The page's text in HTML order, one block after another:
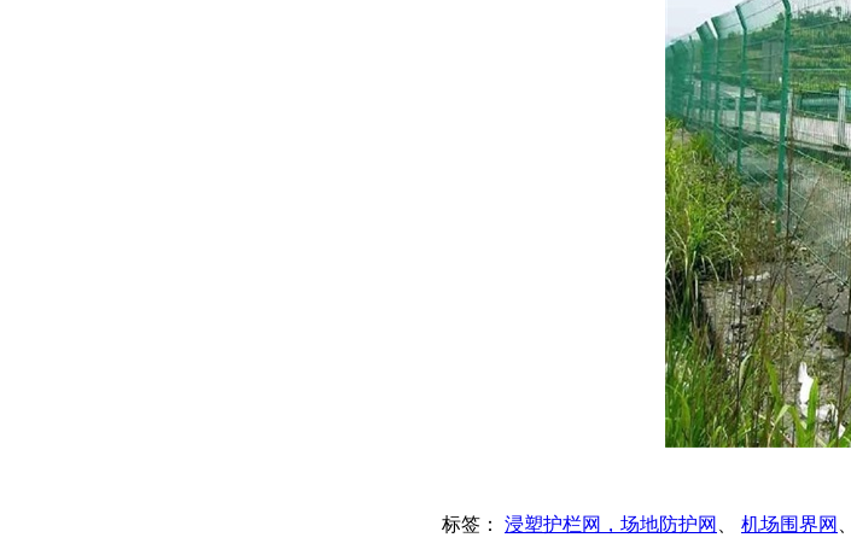
标签： 浸塑护栏网，场地防护网 机场围界网